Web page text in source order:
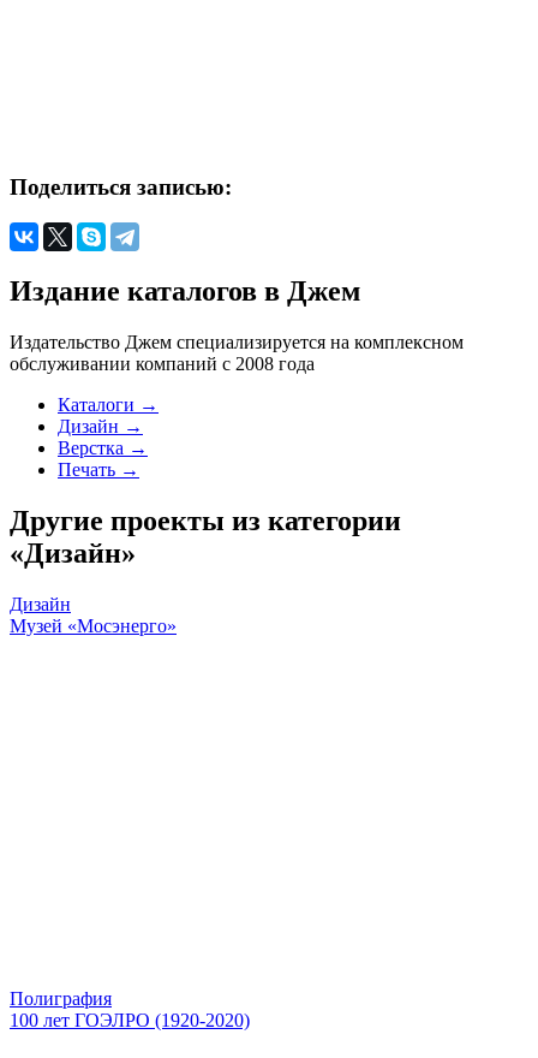
Поделиться записью:
Издание каталогов в Джем
Издательство Джем специализируется на комплексном
обслуживании компаний с 2008 года
Каталоги →
Дизайн →
Верстка →
Печать →
Другие проекты из категории
«Дизайн»
Дизайн
Музей «Мосэнерго»
Полиграфия
100 лет ГОЭЛРО (1920-2020)